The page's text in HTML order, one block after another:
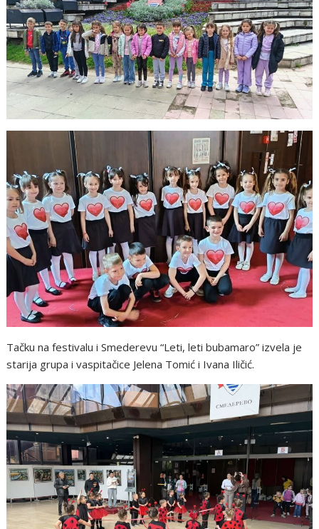
Tačku na festivalu i Smederevu “Leti, leti bubamaro” izvela je
starija grupa i vaspitačice Jelena Tomić i Ivana Iličić.